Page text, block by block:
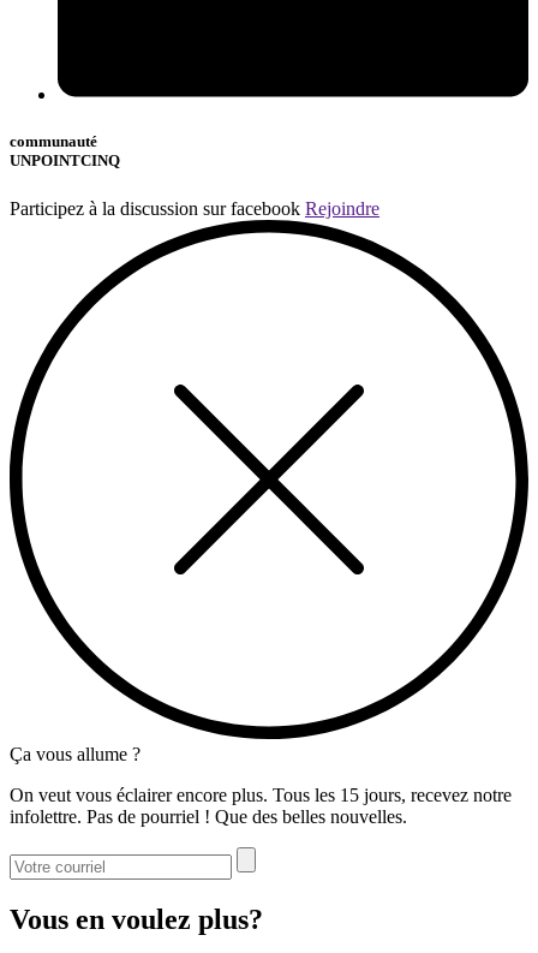
communauté
UNPOINTCINQ
Participez à la discussion sur facebook Rejoindre
Ça vous allume ?
On veut vous éclairer encore plus. Tous les 15 jours, recevez notre
infolettre. Pas de pourriel ! Que des belles nouvelles.
Vous en voulez plus?